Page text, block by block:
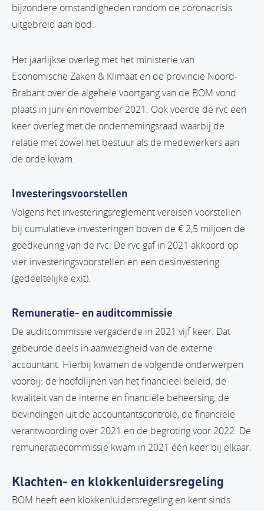
bijzondere omstandigheden rondom de coronacrisis
uitgebreid aan bod.
Het jaarlijkse overleg met het ministerie van
Economische Zaken & Klimaat en de provincie Noord-
Brabant over de algehele voortgang van de BOM vond
plaats in juni en november 2021. Ook voerde de rvc een
keer overleg met de ondernemingsraad waarbij de
relatie met zowel het bestuur als de medewerkers aan
de orde kwam.
Investeringsvoorstellen
Volgens het investeringsreglement vereisen voorstellen
bij cumulatieve investeringen boven de € 2,5 miljoen de
goedkeuring van de rvc. De rvc gaf in 2021 akkoord op
vier investeringsvoorstellen en een desinvestering
(gedeeltelijke exit).
Remuneratie- en auditcommissie
De auditcommissie vergaderde in 2021 vijf keer. Dat
gebeurde deels in aanwezigheid van de externe
accountant. Hierbij kwamen de volgende onderwerpen
voorbij: de hoofdlijnen van het financieel beleid, de
kwaliteit van de interne en financiële beheersing, de
bevindingen uit de accountantscontrole, de financiële
verantwoording over 2021 en de begroting voor 2022. De
remuneratiecommissie kwam in 2021 één keer bij elkaar.
Klachten- en klokkenluidersregeling
BOM heeft een klokkenluidersregeling en kent sinds